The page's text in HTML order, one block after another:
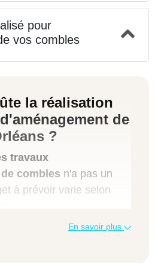
pour
vos combles
la réalisation
de
?
travaux
combles n'a pas un
à prévoir varie selon
En savoir plus